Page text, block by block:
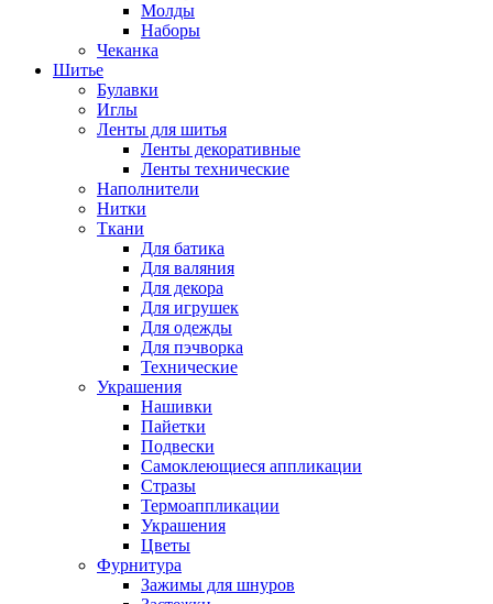
Молды
Наборы
Чеканка
Шитье
Булавки
Иглы
Ленты для шитья
Ленты декоративные
Ленты технические
Наполнители
Нитки
Ткани
Для батика
Для валяния
Для декора
Для игрушек
Для одежды
Для пэчворка
Технические
Украшения
Нашивки
Пайетки
Подвески
Самоклеющиеся аппликации
Стразы
Термоаппликации
Украшения
Цветы
Фурнитура
Зажимы для шнуров